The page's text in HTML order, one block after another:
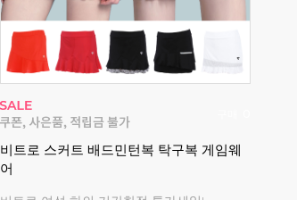
비트로 스커트 배드민턴복 탁구복 게임웨
어